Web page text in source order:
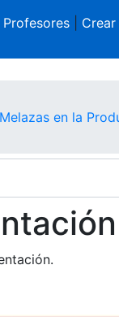
Profesores| Crear
en la